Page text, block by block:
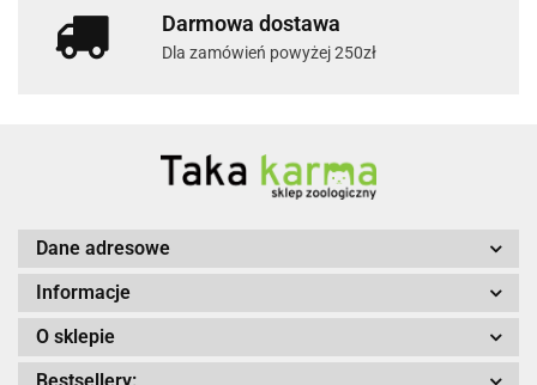
Darmowa dostawa
Dla zamówień powyżej 250zł
Dane adresowe
Informacje
O sklepie